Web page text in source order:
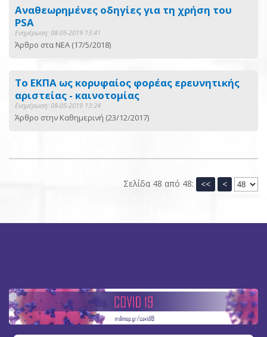
Αναθεωρημένες οδηγίες για τη χρήση του
PSA
Ενημέρωση: 08-05-2019 13:41
Άρθρο στα ΝΕΑ (17/5/2018)
Το ΕΚΠΑ ως κορυφαίος φορέας ερευνητικής
αριστείας - καινοτομίας
Ενημέρωση: 08-05-2019 13:24
Άρθρο στην Καθημερινή (23/12/2017)
Σελίδα 48 από 48: << <